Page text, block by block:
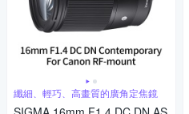
纖細、輕巧、高畫質的廣角定焦鏡